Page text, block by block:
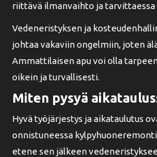
riittävä ilmanvaihto ja tarvittaessa
Vedeneristyksen ja
johtaa vakaviin ongelmiin, joten
Ammattilaisen apu voi olla
oikein ja turvallisesti.
Miten pysyä
Hyvä työjärjestys ja aikataulutus
onnistuneessa
etene sen jälkeen